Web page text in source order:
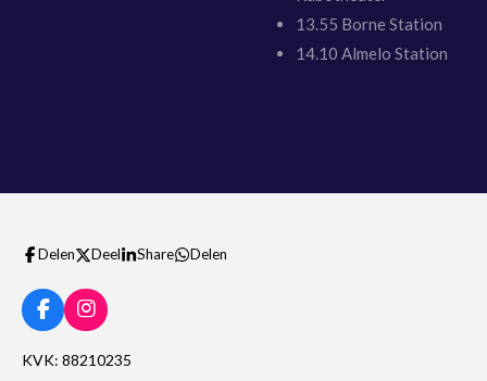
13.55 Borne Station
14.10 Almelo Station
Delen Deel Share Delen
F
a
c
I
n
s
KVK: 88210235